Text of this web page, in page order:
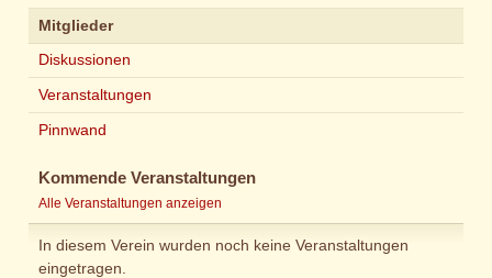
Mitglieder
Diskussionen
Veranstaltungen
Pinnwand
Kommende Veranstaltungen
Alle Veranstaltungen anzeigen
In diesem Verein wurden noch keine Veranstaltungen
eingetragen.